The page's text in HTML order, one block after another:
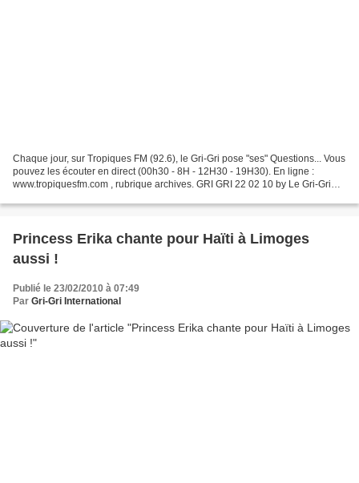
Chaque jour, sur Tropiques FM (92.6), le Gri-Gri pose "ses" Questions... Vous
pouvez les écouter en direct (00h30 - 8H - 12H30 - 19H30). En ligne :
www.tropiquesfm.com , rubrique archives. GRI GRI 22 02 10 by Le Gri-Gri
Princess Erika chante pour Haïti à Limoges
aussi !
Publié le 23/02/2010 à 07:49
Par Gri-Gri International